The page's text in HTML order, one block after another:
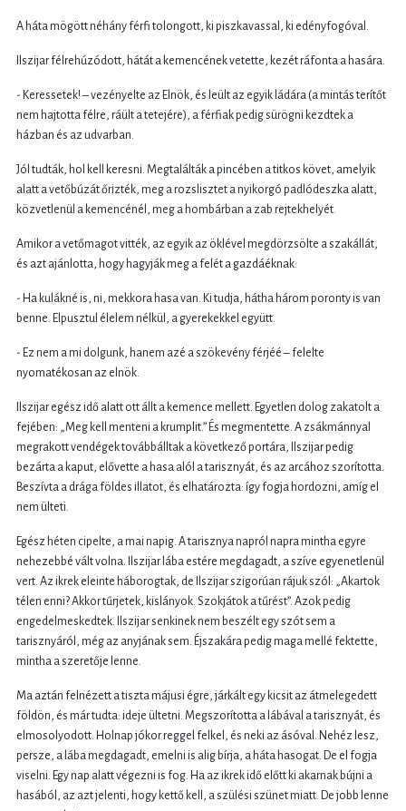
A háta mögött néhány férfi tolongott, ki piszkavassal, ki edényfogóval.
Ilszijar félrehúzódott, hátát a kemencének vetette, kezét ráfonta a hasára.
- Keressetek! – vezényelte az Elnök, és leült az egyik ládára (a mintás terítőt
nem hajtotta félre, ráült a tetejére), a férfiak pedig sürögni kezdtek a
házban és az udvarban.
Jól tudták, hol kell keresni. Megtalálták a pincében a titkos követ, amelyik
alatt a vetőbúzát őrizték, meg a rozslisztet a nyikorgó padlódeszka alatt,
közvetlenül a kemencénél, meg a hombárban a zab rejtekhelyét.
Amikor a vetőmagot vitték, az egyik az öklével megdörzsölte a szakállát,
és azt ajánlotta, hogy hagyják meg a felét a gazdáéknak:
- Ha kulákné is, ni, mekkora hasa van. Ki tudja, hátha három poronty is van
benne. Elpusztul élelem nélkül, a gyerekekkel együtt.
- Ez nem a mi dolgunk, hanem azé a szökevény férjéé – felelte
nyomatékosan az elnök.
Ilszijar egész idő alatt ott állt a kemence mellett. Egyetlen dolog zakatolt a
fejében: „Meg kell menteni a krumplit.” És megmentette. A zsákmánnyal
megrakott vendégek továbbálltak a következő portára, Ilszijar pedig
bezárta a kaput, elővette a hasa alól a tarisznyát, és az arcához szorította.
Beszívta a drága földes illatot, és elhatározta: így fogja hordozni, amíg el
nem ülteti.
Egész héten cipelte, a mai napig. A tarisznya napról napra mintha egyre
nehezebbé vált volna. Ilszijar lába estére megdagadt, a szíve egyenetlenül
vert. Az ikrek eleinte háborogtak, de Ilszijar szigorúan rájuk szól: „Akartok
télen enni? Akkor tűrjetek, kislányok. Szokjátok a tűrést”. Azok pedig
engedelmeskedtek. Ilszijar senkinek nem beszélt egy szót sem a
tarisznyáról, még az anyjának sem. Éjszakára pedig maga mellé fektette,
mintha a szeretője lenne.
Ma aztán felnézett a tiszta májusi égre, járkált egy kicsit az átmelegedett
földön, és már tudta: ideje ültetni. Megszorította a lábával a tarisznyát, és
elmosolyodott. Holnap jókor reggel felkel, és neki az ásóval. Nehéz lesz,
persze, a lába megdagadt, emelni is alig bírja, a háta hasogat. De el fogja
viselni. Egy nap alatt végezni is fog. Ha az ikrek idő előtt ki akarnak bújni a
hasából, az azt jelenti, hogy kettő kell, a szülési szünet miatt. De jobb lenne